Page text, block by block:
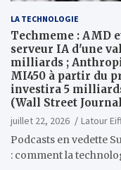
LA TECHNOLOGIE
Techmeme : AMD
serveur IA d'une
milliards ;
MI450 à partir du
investira 5
(Wall Street
juillet 22, 2026
Latour
Podcasts en vedette
: comment la